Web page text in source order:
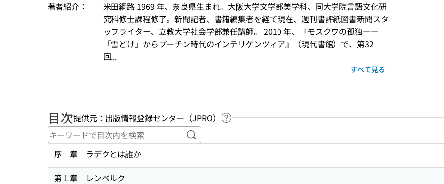
著者紹介：
米田綱路 1969 年、奈良県生まれ。大阪大学文学部美学科、同大学院言語文化研
究科修士課程修了。新聞記者、書籍編集者を経て現在、週刊書評紙図書新聞スタ
ッフライター、立教大学社会学部兼任講師。 2010 年、『モスクワの孤独――
「雪どけ」からプーチン時代のインテリゲンツィア』（現代書館）で、第32
回...
すべて見る
目次提供元：出版情報登録センター（JPRO）
ヘルプページへのリンク
キーワードで目次内を検索
序 章 ラデクとは誰か
第１章 レンベルク